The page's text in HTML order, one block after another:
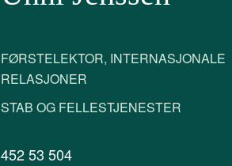
FØRSTELEKTOR, INTERNASJONALE
RELASJONER
STAB OG FELLESTJENESTER
452 53 504